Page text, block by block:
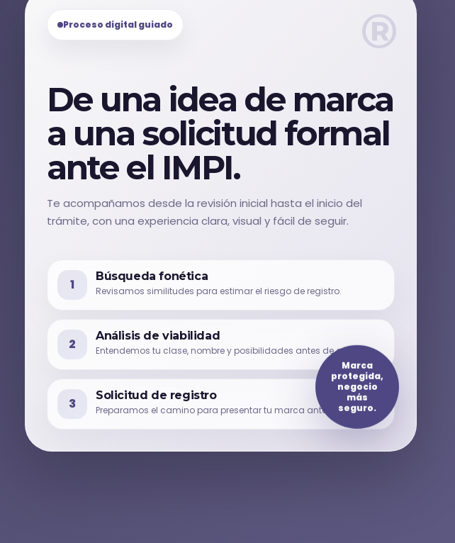
Proceso digital guiado ®
De una idea de marca
a una solicitud formal
ante el IMPI.
Te acompañamos desde la revisión inicial hasta el inicio del
trámite, con una experiencia clara, visual y fácil de seguir.
1
Búsqueda fonética
Revisamos similitudes para estimar el riesgo de registro.
2
Análisis de viabilidad
Entendemos tu clase, nombre y posibilidades antes de avanzar.
3
Solicitud de registro
Preparamos el camino para presentar tu marca ante el IMPI.
Marca
protegida,
negocio
más
seguro.